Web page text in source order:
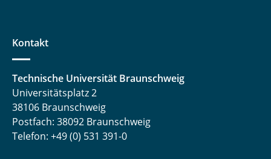
Kontakt
Technische Universität Braunschweig
Universitätsplatz 2
38106 Braunschweig
Postfach: 38092 Braunschweig
Telefon: +49 (0) 531 391-0